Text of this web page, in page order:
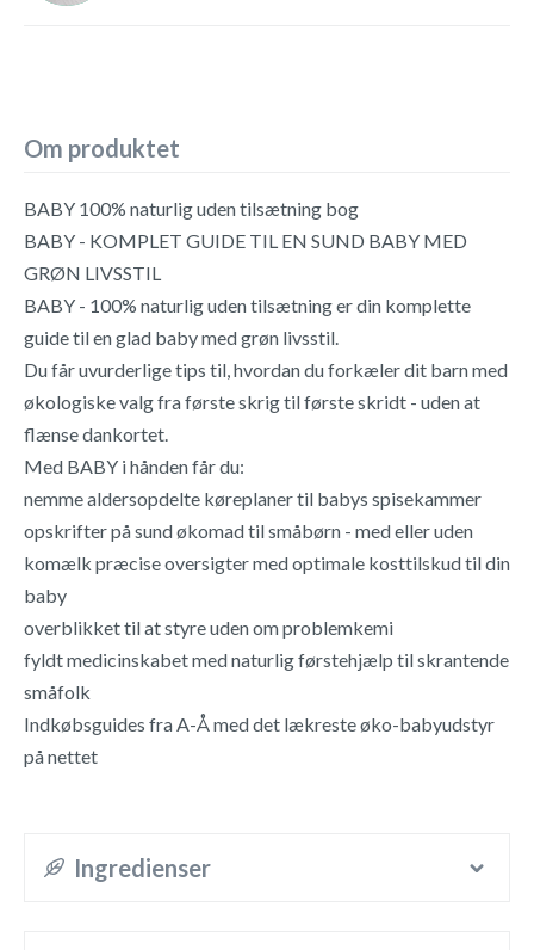
Om produktet
BABY 100% naturlig uden tilsætning bog
BABY - KOMPLET GUIDE TIL EN SUND BABY MED
GRØN LIVSSTIL
BABY - 100% naturlig uden tilsætning er din komplette
guide til en glad baby med grøn livsstil.
Du får uvurderlige tips til, hvordan du forkæler dit barn med
økologiske valg fra første skrig til første skridt - uden at
flænse dankortet.
Med BABY i hånden får du:
nemme aldersopdelte køreplaner til babys spisekammer
opskrifter på sund økomad til småbørn - med eller uden
komælk præcise oversigter med optimale kosttilskud til din
baby
overblikket til at styre uden om problemkemi
fyldt medicinskabet med naturlig førstehjælp til skrantende
småfolk
Indkøbsguides fra A-Å med det lækreste øko-babyudstyr
på nettet
Ingredienser